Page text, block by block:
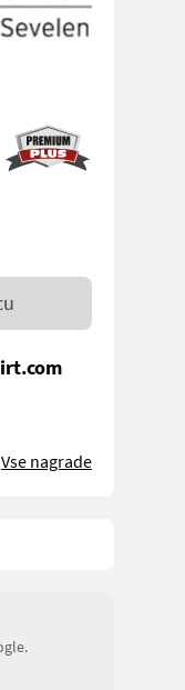
Vse nagrade